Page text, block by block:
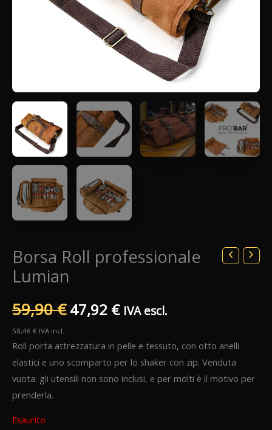
Borsa Roll professionale
Lumian
59,90€ Il
originale
era:
47,92 €Il
attuale
è:
IVA escl.
58,46 € IVA incl.
Roll porta attrezzatura in pelle e tessuto, con otto anelli
elastici e uno scomparto per lo shaker con zip. Venduta
vuota: gli utensili non sono inclusi, e per molti è il motivo per
prenderla.
Esaurito